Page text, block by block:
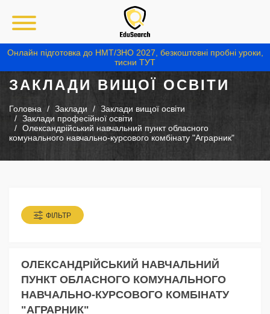
Онлайн підготовка до НМТ/ЗНО 2027, безкоштовні пробні уроки,
тисни ТУТ
ЗАКЛАДИ ВИЩОЇ ОСВІТИ
Головна Заклади
Заклади вищої освіти
Заклади професійної освіти
Олександрійський навчальний пункт обласного
комунального навчально-курсового комбінату "Аграрник"
ФІЛЬТР
ОЛЕКСАНДРІЙСЬКИЙ НАВЧАЛЬНИЙ
ПУНКТ ОБЛАСНОГО КОМУНАЛЬНОГО
НАВЧАЛЬНО-КУРСОВОГО КОМБІНАТУ
"АГРАРНИК"